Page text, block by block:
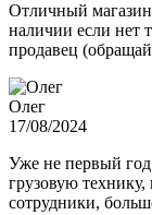
Отличный
наличии если нет
продавец
Олег
17/08/2024
Уже не первый год
грузовую
сотрудники,